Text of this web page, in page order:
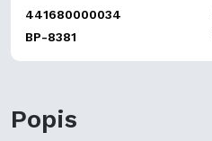
441680000034
BP-8381
Popis